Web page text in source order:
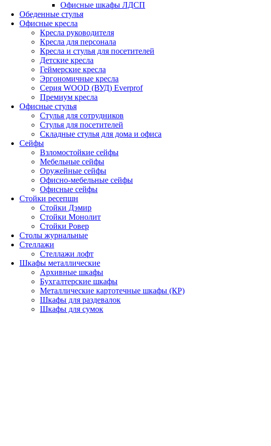
Офисные шкафы ЛДСП
Обеденные стулья
Офисные кресла
Кресла руководителя
Кресла для персонала
Кресла и стулья для посетителей
Детские кресла
Геймерские кресла
Эргономичные кресла
Серия WOOD (ВУД) Everprof
Премиум кресла
Офисные стулья
Стулья для сотрудников
Стулья для посетителей
Складные стулья для дома и офиса
Сейфы
Взломостойкие сейфы
Мебельные сейфы
Оружейные сейфы
Офисно-мебельные сейфы
Офисные сейфы
Стойки ресепшн
Стойки Дэмир
Стойки Монолит
Стойки Ровер
Столы журнальные
Стеллажи
Стеллажи лофт
Шкафы металлические
Архивные шкафы
Бухгалтерские шкафы
Металлические картотечные шкафы (КР)
Шкафы для раздевалок
Шкафы для сумок